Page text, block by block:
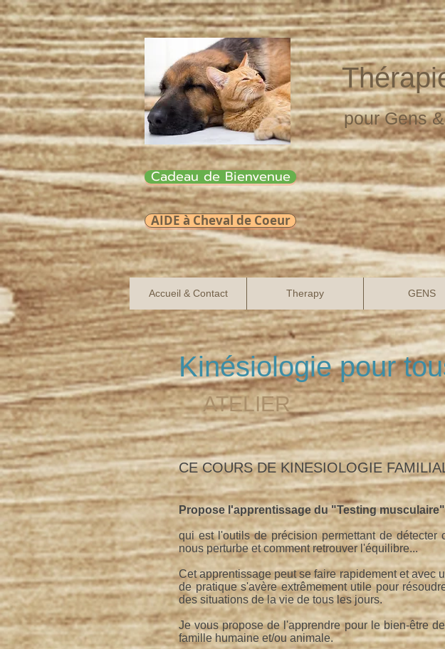
pour Gens
Cadeau de Bienvenue
AIDE à Cheval de Coeur
Accueil & Contact Therapy GENS
Kinésiologie pour
ATELIER
CE COURS DE KINESIOLOGIE
Propose l'apprentissage du "Testing
qui est l'outils de précision permettant de détecter
nous perturbe et comment retrouver l'équilibre...
Cet apprentissage peut se faire rapidement et avec
de pratique s'avère extrêmement utile pour
des situations de la vie de tous les jours.
Je vous propose de l'apprendre pour le bien-être
famille humaine et/ou animale.